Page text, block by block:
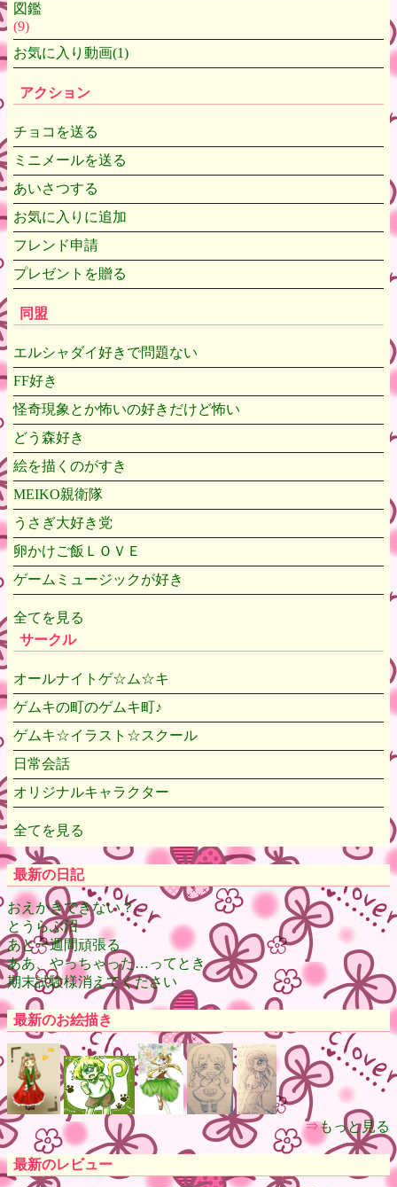
図鑑
(9)
お気に入り動画(1)
アクション
チョコを送る
ミニメールを送る
あいさつする
お気に入りに追加
フレンド申請
プレゼントを贈る
同盟
エルシャダイ好きで問題ない
FF好き
怪奇現象とか怖いの好きだけど怖い
どう森好き
絵を描くのがすき
MEIKO親衛隊
うさぎ大好き党
卵かけご飯ＬＯＶＥ
ゲームミュージックが好き
全てを見る
サークル
オールナイトゲ☆ム☆キ
ゲムキの町のゲムキ町♪
ゲムキ☆イラスト☆スクール
日常会話
オリジナルキャラクター
全てを見る
最新の日記
おえかきできない？
とうらぶ沼
あと一週間頑張る
ああ、やっちゃった…ってとき
期末試験様消えてください
最新のお絵描き
⇒もっと見る
最新のレビュー